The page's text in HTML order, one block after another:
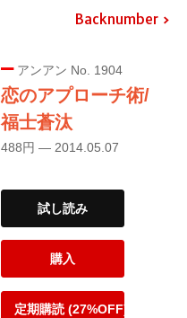
Backnumber
アンアン No. 1904
恋のアプローチ術/
福士蒼汰
488円 — 2014.05.07
試し読み
購入
定期購読 (27%OFF)